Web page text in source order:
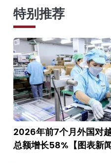
特别推荐
2026年前7个月外国对
总额增长58%【图表新闻